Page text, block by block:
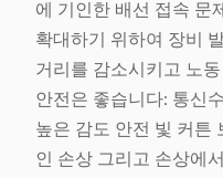
에 기인한 배선 접속 문
확대하기 위하여 장비
거리를 감소시키고 노
안전은 좋습니다: 통신
높은 감도 안전 빛 커튼
인 손상 그리고 손상에